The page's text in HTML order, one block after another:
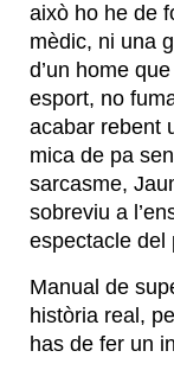
això ho he de
mèdic, ni una
d’un home
esport, no
acabar rebent
mica de pa
sarcasme,
sobreviu a
espectacle del
Manual de
història real,
has de fer un